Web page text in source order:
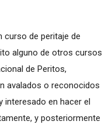
curso de peritaje de
alguno de otros cursos
de Peritos,
avalados o reconocidos
interesado en hacer el
y posteriormente